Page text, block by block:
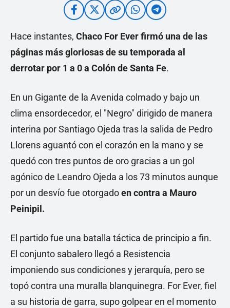
Hace instantes, Chaco For Ever firmó una de las
páginas más gloriosas de su temporada al
derrotar por 1 a 0 a Colón de Santa Fe.
En un Gigante de la Avenida colmado y bajo un
clima ensordecedor, el "Negro" dirigido de manera
interina por Santiago Ojeda tras la salida de Pedro
Llorens aguantó con el corazón en la mano y se
quedó con tres puntos de oro gracias a un gol
agónico de Leandro Ojeda a los 73 minutos aunque
por un desvío fue otorgadoen contra a Mauro
Peinipil.
El partido fue una batalla táctica de principio a fin.
El conjunto sabalero llegó a Resistencia
imponiendo sus condiciones y jerarquía, pero se
topó contra una muralla blanquinegra. For Ever, fiel
a su historia de garra, supo golpear en el momento